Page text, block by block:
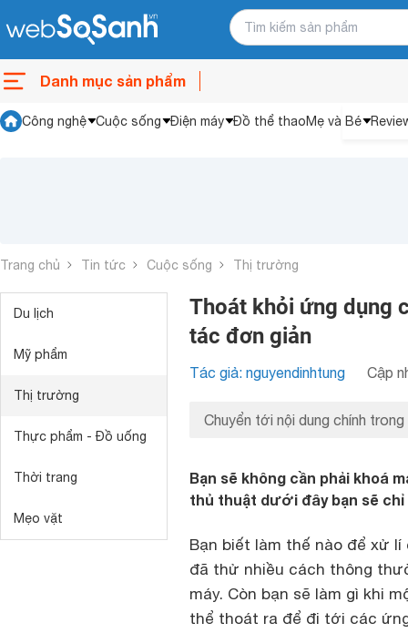
Danh mục sản phẩm
Công nghệ Cuộc sống Điện máy Đồ thể thaoMẹ và Bé
Trang chủ Tin tức Cuộc sống Thị trường
Du lịch
Mỹ phẩm
Thị trường
Thực phẩm - Đồ uống
Thời trang
Mẹo vặt
Thoát khỏi ứng dụng
tác đơn giản
Tác giả: nguyendinhtung Cập
Chuyển tới nội dung chính trong
Bạn sẽ không cần phải khoá
thủ thuật dưới đây bạn sẽ
Bạn biết làm thế nào để xử
đã thử nhiều cách thông
máy. Còn bạn sẽ làm gì khi
thể thoát ra để đi tới các